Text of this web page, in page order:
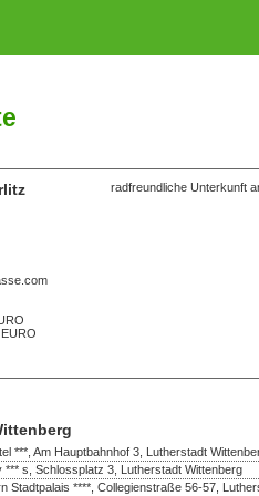
radfreundliche Unterkunft
***, Am Hauptbahnhof 3, Lutherstadt
*** s, Schlossplatz 3, Lutherstadt Wittenberg
Stadtpalais ****, Collegienstraße 56-57,